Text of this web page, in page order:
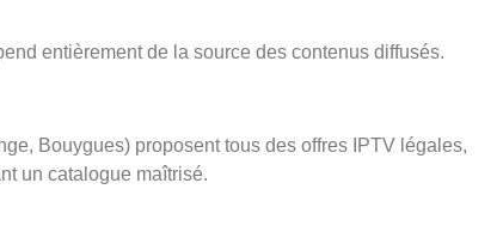
entièrement de la source des contenus diffusés.
Bouygues) proposent tous des offres IPTV légales,
un catalogue maîtrisé.